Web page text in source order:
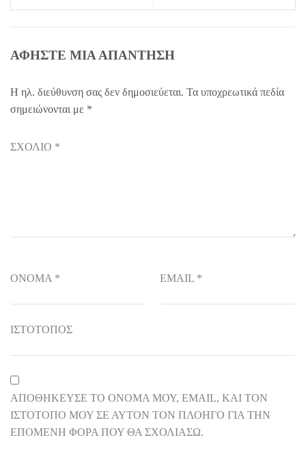
ΑΦΉΣΤΕ ΜΙΑ ΑΠΆΝΤΗΣΗ
Η ηλ. διεύθυνση σας δεν δημοσιεύεται. Τα υποχρεωτικά πεδία
σημειώνονται με *
ΣΧΌΛΙΟ *
ΌΝΟΜΑ * EMAIL *
ΙΣΤΌΤΟΠΟΣ
ΑΠΟΘΉΚΕΥΣΕ ΤΟ ΌΝΟΜΆ ΜΟΥ, EMAIL, ΚΑΙ ΤΟΝ
ΙΣΤΌΤΟΠΟ ΜΟΥ ΣΕ ΑΥΤΌΝ ΤΟΝ ΠΛΟΗΓΌ ΓΙΑ ΤΗΝ
ΕΠΌΜΕΝΗ ΦΟΡΆ ΠΟΥ ΘΑ ΣΧΟΛΙΆΣΩ.